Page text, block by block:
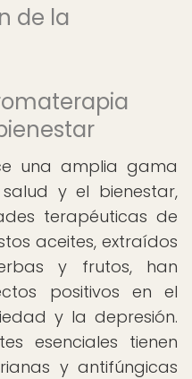
de la
una amplia gama
y el bienestar,
terapéuticas de
aceites, extraídos
y frutos, han
positivos en el
y la depresión.
esenciales tienen
y antifúngicas